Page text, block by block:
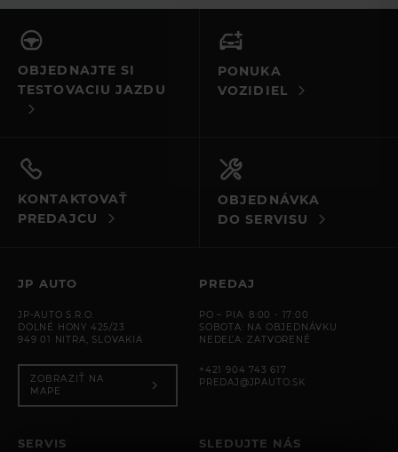
OBJEDNAJTE SI
TESTOVACIU JAZDU
PONUKA
VOZIDIEL
KONTAKTOVAŤ
PREDAJCU
OBJEDNÁVKA
DO SERVISU
JP AUTO
JP-AUTO S.R.O.
DOLNÉ HONY 425/23
949 01 NITRA, SLOVAKIA
ZOBRAZIŤ NA
MAPE
PREDAJ
PO – PIA: 8:00 - 17:00
SOBOTA: NA OBJEDNÁVKU
NEDEĽA: ZATVORENÉ
+421 904 743 617
PREDAJ@JPAUTO.SK
SERVIS SLEDUJTE NÁS